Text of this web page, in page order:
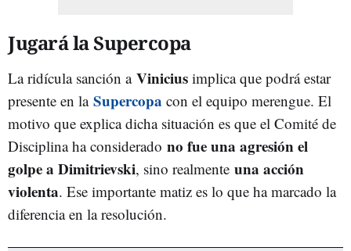
Jugará la Supercopa
La ridícula sanción a Vinicius implica que podrá estar
presente en la Supercopa con el equipo merengue. El
motivo que explica dicha situación es que el Comité de
Disciplina ha considerado no fue una agresión el
golpe a Dimitrievski, sino realmente una acción
violenta. Ese importante matiz es lo que ha marcado la
diferencia en la resolución.